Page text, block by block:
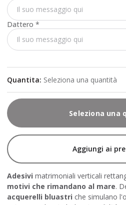
Dattero *
Quantita: Seleziona una quantità
Seleziona una
Aggiungi ai
Adesivi matrimoniali verticali
motivi che rimandano al mare.
acquerelli bluastri che simulano